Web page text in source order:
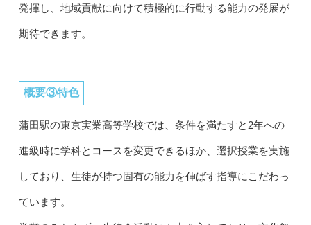
発揮し、地域貢献に向けて積極的に行動する能力の発展が
期待できます。
概要③特色
蒲田駅の東京実業高等学校では、条件を満たすと2年への
進級時に学科とコースを変更できるほか、選択授業を実施
しており、生徒が持つ固有の能力を伸ばす指導にこだわっ
ています。